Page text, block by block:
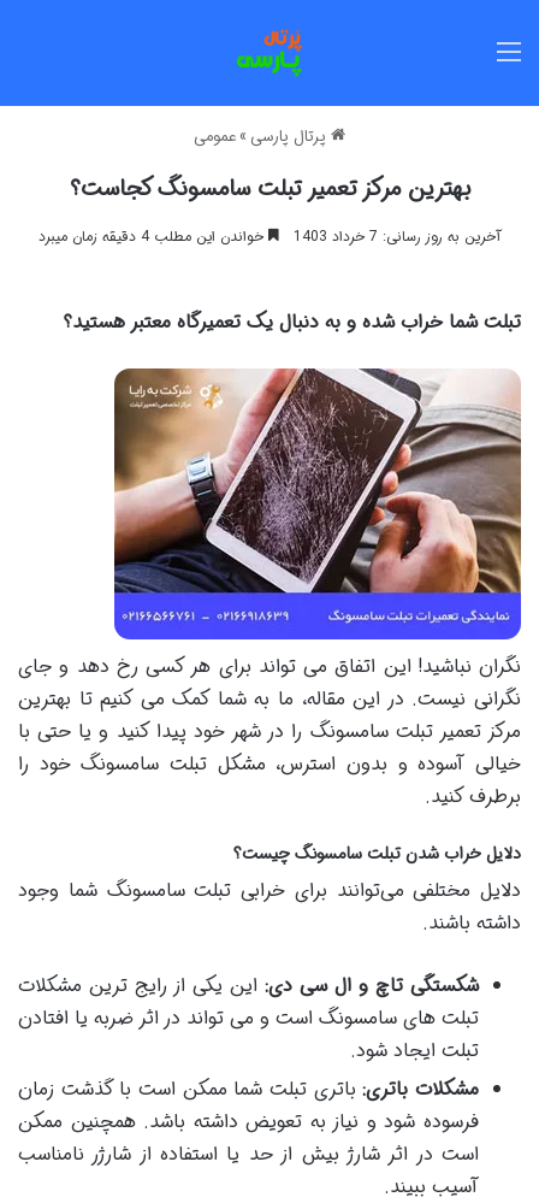
پرتال پارسی »عمومی
بهترین مرکز تعمیر تبلت سامسونگ کجاست؟
آخرین به روز رسانی: 7 خرداد 1403 خواندن این مطلب 4 دقیقه زمان میبرد
تبلت شما خراب شده و به دنبال یک تعمیرگاه معتبر هستید؟
نگران نباشید! این اتفاق می تواند برای هر کسی رخ دهد و جای
نگرانی نیست. در این مقاله، ما به شما کمک می کنیم تا بهترین
مرکز تعمیر تبلت سامسونگ را در شهر خود پیدا کنید و یا حتی با
خیالی آسوده و بدون استرس، مشکل تبلت سامسونگ خود را
برطرف کنید.
دلایل خراب شدن تبلت سامسونگ چیست؟
دلایل مختلفی می‌توانند برای خرابی تبلت سامسونگ شما وجود
داشته باشند.
شکستگی تاچ و ال سی دی: این یکی از رایج ترین مشکلات
تبلت های سامسونگ است و می تواند در اثر ضربه یا افتادن
تبلت ایجاد شود.
مشکلات باتری:باتری تبلت شما ممکن است با گذشت زمان
فرسوده شود و نیاز به تعویض داشته باشد. همچنین ممکن
است در اثر شارژ بیش از حد یا استفاده از شارژر نامناسب
آسیب ببیند.